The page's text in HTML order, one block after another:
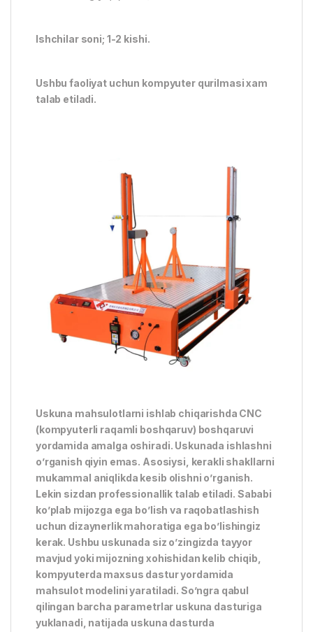
Ishchilar soni; 1-2 kishi.
Ushbu faoliyat uchun kompyuter qurilmasi xam
talab etiladi.
Uskuna mahsulotlarni ishlab chiqarishda CNC
(kompyuterli raqamli boshqaruv) boshqaruvi
yordamida amalga oshiradi. Uskunada ishlashni
o’rganish qiyin emas. Asosiysi, kerakli shakllarni
mukammal aniqlikda kesib olishni o’rganish.
Lekin sizdan professionallik talab etiladi. Sababi
ko’plab mijozga ega bo’lish va raqobatlashish
uchun dizaynerlik mahoratiga ega bo’lishingiz
kerak. Ushbu uskunada siz o’zingizda tayyor
mavjud yoki mijozning xohishidan kelib chiqib,
kompyuterda maxsus dastur yordamida
mahsulot modelini yaratiladi. So’ngra qabul
qilingan barcha parametrlar uskuna dasturiga
yuklanadi, natijada uskuna dasturda